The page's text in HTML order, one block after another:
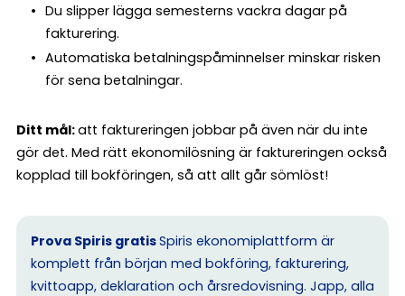
Du slipper lägga semesterns vackra dagar på
fakturering.
Automatiska betalningspåminnelser minskar risken
för sena betalningar.
Ditt mål:att faktureringen jobbar på även när du inte
gör det. Med rätt ekonomilösning är faktureringen också
kopplad till bokföringen, så att allt går sömlöst!
Prova Spiris gratisSpiris ekonomiplattform är
komplett från början med bokföring, fakturering,
kvittoapp, deklaration och årsredovisning. Japp, alla